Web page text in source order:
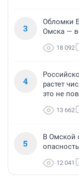
3
Обломки
Омска —
18 092
4
растет
это не
13 662
5
В Омской
12 041